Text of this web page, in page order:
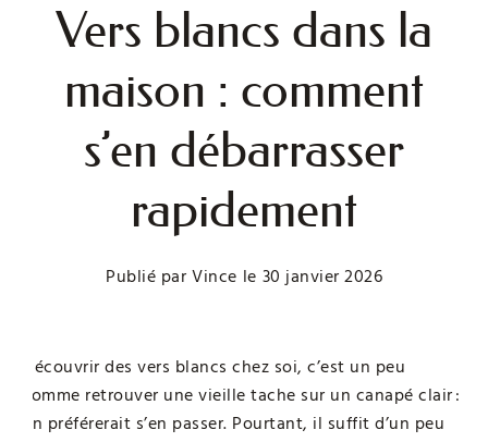
Vers blancs dans la
maison : comment
s’en débarrasser
rapidement
Publié par Vince le 30 janvier 2026
Découvrir des vers blancs chez soi, c’est un peu
comme retrouver une vieille tache sur un canapé clair :
on préférerait s’en passer. Pourtant, il suffit d’un peu